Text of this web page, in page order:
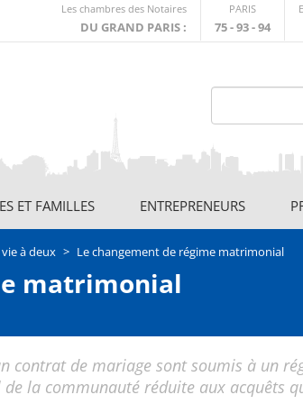
Les chambres des Notaires
DU GRAND PARIS :
externe
PARIS
75 - 93 - 94
ET FAMILLES ENTREPRENEURS
à deux Le changement de régime matrimonial
matrimonial
contrat de mariage sont soumis à un
de la communauté réduite aux acquêts